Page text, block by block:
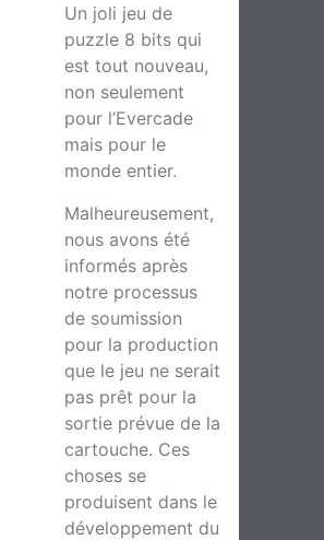
Un joli jeu de
puzzle 8 bits qui
est tout nouveau,
non seulement
pour l’Evercade
mais pour le
monde entier.
Malheureusement,
nous avons été
informés après
notre processus
de soumission
pour la production
que le jeu ne serait
pas prêt pour la
sortie prévue de la
cartouche. Ces
choses se
produisent dans le
développement du